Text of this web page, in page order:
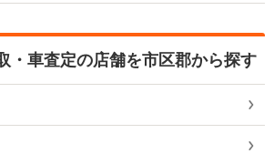
・車査定の店舗を市区郡から探す